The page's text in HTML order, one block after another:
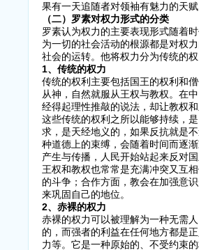
果有一天追随者对领袖有魅力的天
（二）罗素对权力形式的分类
罗素认为权力的主要表现形式随着
为一切的社会活动的根源都是对权
社会的运转。他将权力分为传统的
1、传统的权力
传统的权利主要包括国王的权利和
从神，自然就服从王权与教权。在
经得起理性推敲的说法，却让教权
这些传统的权利之所以能够持续，
求，是天经地义的，如果反抗就是
种道德上的束缚，会随着时间而逐
产生与传播，人民开始站起来反对
王权和教权也常常是充满冲突又互
的斗争；合作方面，教会在加强意
来巩固自己的地位。
2、赤裸的权力
赤裸的权力可以被理解为一种无需
的，而强者的利益在任何地方都是
力等。它是一种原始的、不受约束